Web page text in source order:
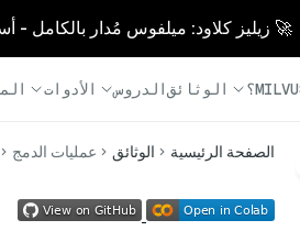
🚀 زيليز كلاود: ميلفوس مُدار بالكامل - أسرع 10 مرات. بدون متاعب. مصممة للذكاء
الوثائقالدروس الأدوات
الصفحة الرئيسية الوثائق عمليات الدمج